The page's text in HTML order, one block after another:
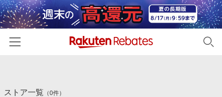
カテゴリー一覧
ストア一覧 （0件）